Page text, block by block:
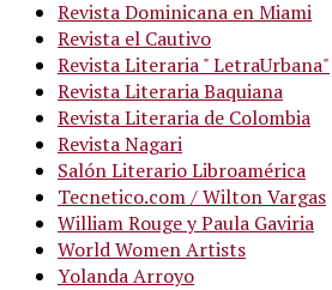
Revista Dominicana en Miami
Revista el Cautivo
Revista Literaria " LetraUrbana"
Revista Literaria Baquiana
Revista Literaria de Colombia
Revista Nagari
Salón Literario Libroamérica
Tecnetico.com / Wilton Vargas
William Rouge y Paula Gaviria
World Women Artists
Yolanda Arroyo